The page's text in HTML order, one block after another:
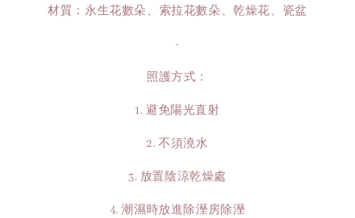
材質：永生花數朵、索拉花數朵、乾燥花、瓷盆
-
照護方式：
1. 避免陽光直射
2. 不須澆水
3. 放置陰涼乾燥處
4. 潮濕時放進除溼房除溼